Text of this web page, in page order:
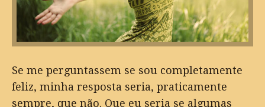
Se me perguntassem se sou completamente
feliz, minha resposta seria, praticamente
sempre, que não. Que eu seria se algumas